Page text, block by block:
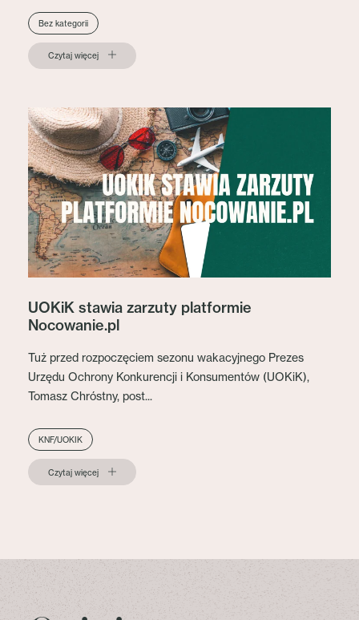
Bez kategorii
Czytaj więcej
UOKiK stawia zarzuty platformie
Nocowanie.pl
Tuż przed rozpoczęciem sezonu wakacyjnego Prezes
Urzędu Ochrony Konkurencji i Konsumentów (UOKiK),
Tomasz Chróstny, post...
KNF/UOKIK
Czytaj więcej